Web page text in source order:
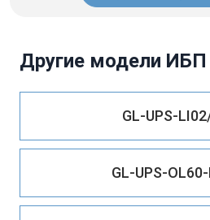
Другие модели ИБП
GL-UPS-
GL-UPS-